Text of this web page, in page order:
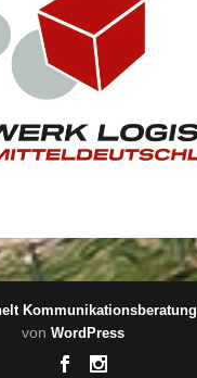
Kommunikationsberatung
von WordPress